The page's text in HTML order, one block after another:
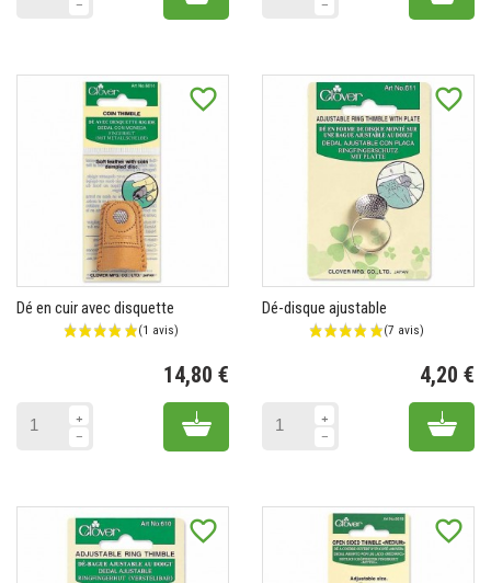
favorite_border
Dé en cuir avec disquette
14,80 €
Add to cart
favorite_border
Dé-disque ajustable
4,20 €
Add
favorite_border favorite_border